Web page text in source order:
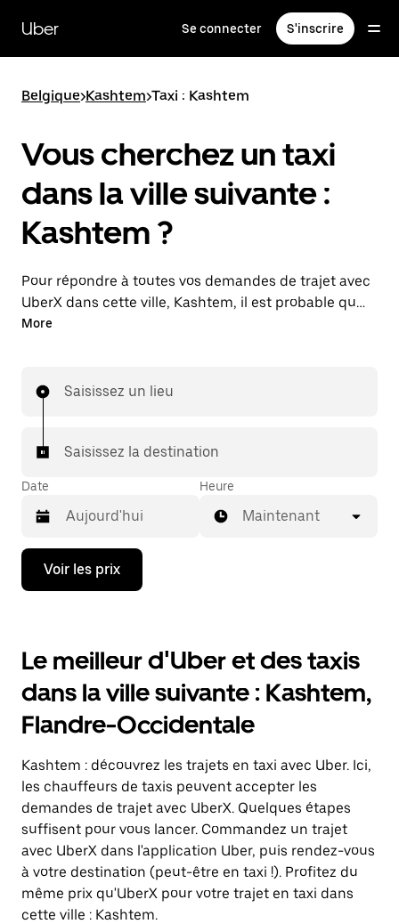
contenu
principal
Uber Se connecter S'inscrire
Belgique>Kashtem>Taxi : Kashtem
Vous cherchez un taxi
dans la ville suivante :
Kashtem ?
Pour répondre à toutes vos demandes de trajet avec
UberX dans cette ville, Kashtem, il est probable que
nous vous mettions en relation avec un chauffeur de
même disponibilité (24 h/24 et 7/j) qu'avec UberX.
More
Saisissez un lieu
Saisissez la destination
Date
Appuyez
la
bas
pour
ouvrir
le
calendrier
et
une
date.
Appuyez
sur
la
touche
Échap
pour
fermer
le
Heure
Maintenant
Voir les prix
Le meilleur d'Uber et des taxis
dans la ville suivante : Kashtem,
Flandre-Occidentale
Kashtem : découvrez les trajets en taxi avec Uber. Ici,
les chauffeurs de taxis peuvent accepter les
demandes de trajet avec UberX. Quelques étapes
suffisent pour vous lancer. Commandez un trajet
avec UberX dans l'application Uber, puis rendez-vous
à votre destination (peut-être en taxi !). Profitez du
même prix qu'UberX pour votre trajet en taxi dans
cette ville : Kashtem.